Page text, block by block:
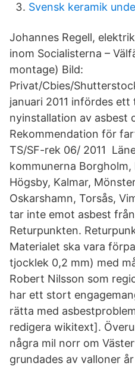
Svensk keramik
Johannes Regell,
inom Socialisterna –
montage) Bild:
Privat/Cbies/
januari 2011 infördes
nyinstallation av asbest
Rekommendation för
TS/SF-rek 06/ 2011
kommunerna
Högsby, Kalmar,
Oskarshamn, Torsås,
tar inte emot asbest
Returpunkten.
Materialet ska vara
tjocklek 0,2 mm) med
Robert Nilsson som
har ett stort
rätta med
redigera wikitext].
några mil norr om
grundades av valloner